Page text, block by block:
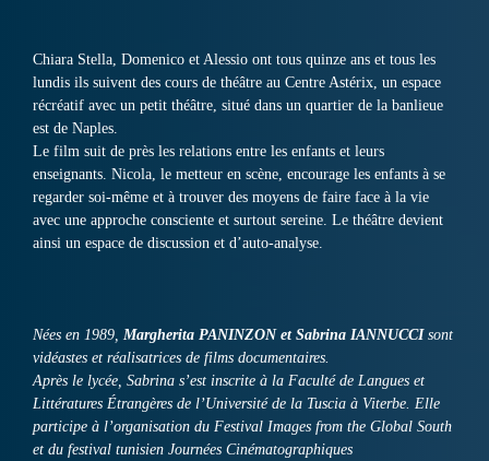
Chiara Stella, Domenico et Alessio ont tous quinze ans et tous les
lundis ils suivent des cours de théâtre au Centre Astérix, un espace
récréatif avec un petit théâtre, situé dans un quartier de la banlieue
est de Naples.
Le film suit de près les relations entre les enfants et leurs
enseignants. Nicola, le metteur en scène, encourage les enfants à se
regarder soi-même et à trouver des moyens de faire face à la vie
avec une approche consciente et surtout sereine. Le théâtre devient
ainsi un espace de discussion et d’auto-analyse.
Nées en 1989, Margherita PANINZON et Sabrina IANNUCCIsont
vidéastes et réalisatrices de films documentaires.
Après le lycée, Sabrina s’est inscrite à la Faculté de Langues et
Littératures Étrangères de l’Université de la Tuscia à Viterbe. Elle
participe à l’organisation du Festival Images from the Global South
et du festival tunisien Journées Cinématographiques